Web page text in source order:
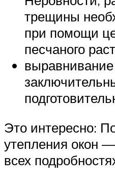
трещины
при помощи
песчаного
Это интересно:
утепления окон
всех